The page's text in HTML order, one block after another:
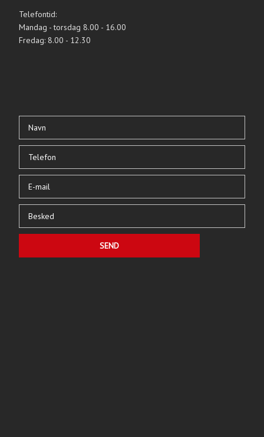
Telefontid:
Mandag - torsdag 8.00 - 16.00
Fredag: 8.00 - 12.30